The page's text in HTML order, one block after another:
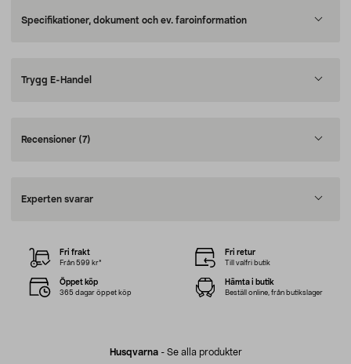
Specifikationer, dokument och ev. faroinformation
Trygg E-Handel
Recensioner (7)
Experten svarar
Husqvarna- Se alla produkter
Fri frakt
Från 599 kr*
Fri retur
Till valfri butik
Öppet köp
365 dagar öppet köp
Hämta i butik
Beställ online, från butikslager